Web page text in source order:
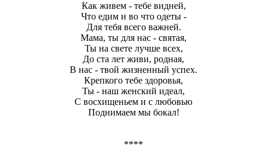
Как живем - тебе видней,
Что едим и во что одеты -
Для тебя всего важней.
Мама, ты для нас - святая,
Ты на свете лучше всех,
До ста лет живи, родная,
В нас - твой жизненный успех.
Крепкого тебе здоровья,
Ты - наш женский идеал,
С восхищеньем и с любовью
Поднимаем мы бокал!
****